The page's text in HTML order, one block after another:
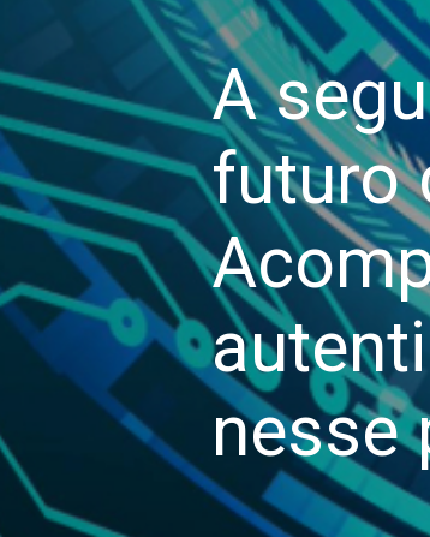
A
futuro
nesse